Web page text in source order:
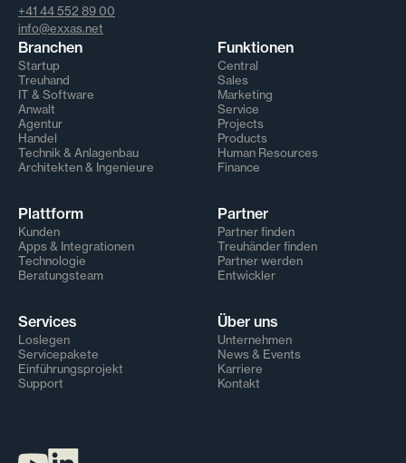
+41 44 552 89 00
info@exxas.net
Branchen
Startup
Treuhand
IT & Software
Anwalt
Agentur
Handel
Technik & Anlagenbau
Architekten & Ingenieure
Funktionen
Central
Sales
Marketing
Service
Projects
Products
Human Resources
Finance
Plattform
Kunden
Apps & Integrationen
Technologie
Beratungsteam
Partner
Partner finden
Treuhänder finden
Partner werden
Entwickler
Services
Loslegen
Servicepakete
Einführungsprojekt
Support
Über uns
Unternehmen
News & Events
Karriere
Kontakt